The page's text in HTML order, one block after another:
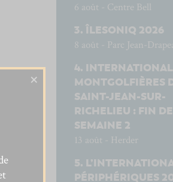
6 août - Centre Bell
ÎLESONIQ 2026
8 août - Parc Jean-
MONTGOLFIÈRES
SAINT-JEAN-SUR-
RICHELIEU : FIN DE
SEMAINE 2
13 août - Herder
PÉRIPHÉRIQUES
×